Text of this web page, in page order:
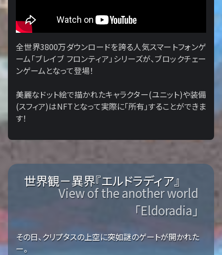
全世界3800万ダウンロードを誇る人気スマートフォンゲ
ーム「ブレイブ フロンティア」シリーズが、ブロックチェー
ンゲームとなって登場！
美麗なドット絵で描かれたキャラクター(ユニット)や装備
(スフィア)はNFTとなって実際に「所有」することができま
す！
世界観－異界『エルドラディア』
View of the another world
「Eldoradia」
その日、クリプタスの上空に突如謎のゲートが開かれた
ー。